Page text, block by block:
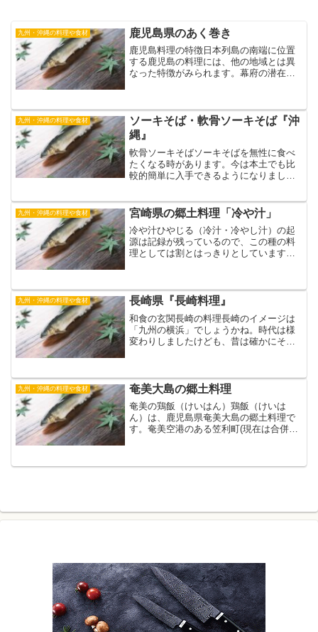
九州・沖縄の料理や食材 鹿児島県のあく巻き
鹿児島料理の特徴日本列島の南端に位置
する鹿児島の料理には、他の地域とは異
なった特徴がみられます。幕府の潜在的
本側」の国境を強固にし、その結果なの
でしょうか、文化面でも他...
九州・沖縄の料理や食材
ソーキそば・軟骨ソーキそば『沖
縄』
軟骨ソーキそばソーキそばを無性に食べ
たくなる時があります。今は本土でも比
較的簡単に入手できるようになりました
たものですから、自分で作るか沖縄まで
行くしかない。そう簡単に沖...
九州・沖縄の料理や食材 宮崎県の郷土料理「冷や汁」
冷や汁ひやじる（冷汁・冷やし汁）の起
源は記録が残っているので、この種の料
理としては割とはっきりとしています。
なっています。内容は飯に味噌汁にぶっ
かけ飯。通常は温かい飯...
九州・沖縄の料理や食材 長崎県『長崎料理』
和食の玄関長崎の料理長崎のイメージは
「九州の横浜」でしょうかね。時代は様
変わりしましたけども、昔は確かにそう
います。長崎の魚この県の...
九州・沖縄の料理や食材 奄美大島の郷土料理
奄美の鶏飯（けいはん）鶏飯（けいは
ん）は、鹿児島県奄美大島の郷土料理で
す。奄美空港のある笠利町(現在は合併で